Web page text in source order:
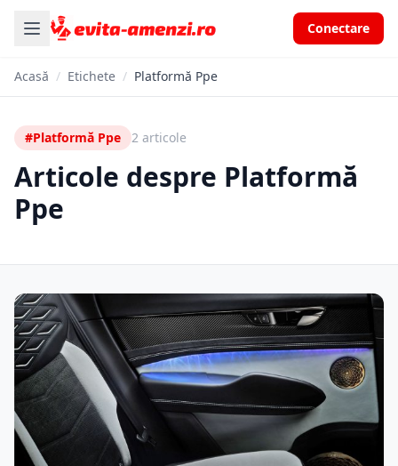
Conectare
Acasă / Etichete / Platformă Ppe
#Platformă Ppe 2 articole
Articole despre Platformă
Ppe